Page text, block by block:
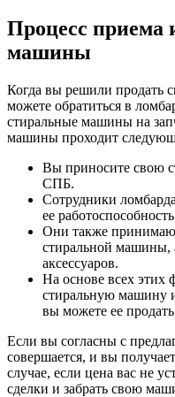
Процесс приема
машины
Когда вы решили продать
можете обратиться в
стиральные машины на
машины проходит
Вы приносите свою
СПБ.
Сотрудники
ее
Они также
стиральной машины,
аксессуаров.
На основе всех этих
стиральную машину
вы можете ее
Если вы согласны с
совершается, и вы
случае, если цена вас не
сделки и забрать свою